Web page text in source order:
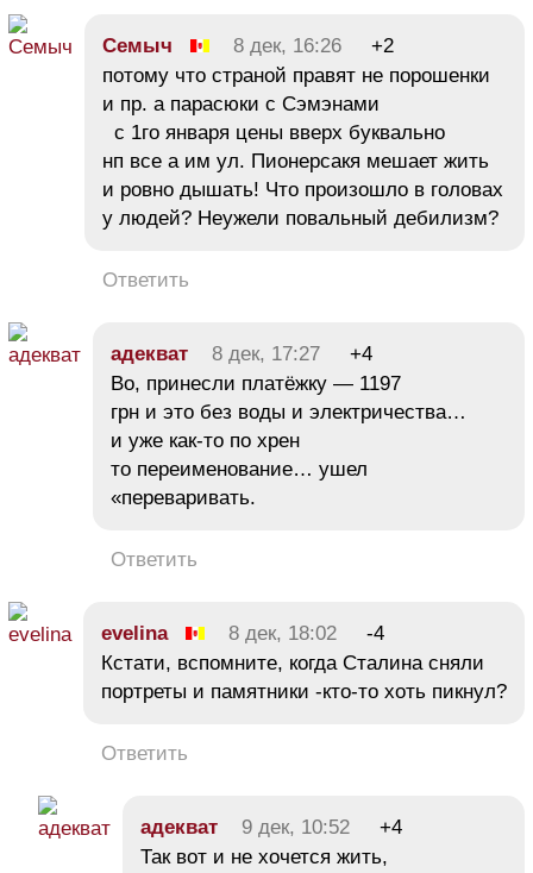
Семыч 8 дек, 16:26
+2
потому что страной правят не порошенки
и пр. а парасюки с Сэмэнами
с 1го января цены вверх буквально
нп все а им ул. Пионерсакя мешает жить
и ровно дышать! Что произошло в головах
у людей? Неужели повальный дебилизм?
Ответить
адекват 8 дек, 17:27
+4
Во, принесли платёжку — 1197
грн и это без воды и электричества…
и уже как-то по хрен
то переименование… ушел
«переваривать.
Ответить
evelina 8 дек, 18:02
-4
Кстати, вспомните, когда Сталина сняли
портреты и памятники -кто-то хоть пикнул?
Ответить
адекват 9 дек, 10:52
+4
Так вот и не хочется жить,